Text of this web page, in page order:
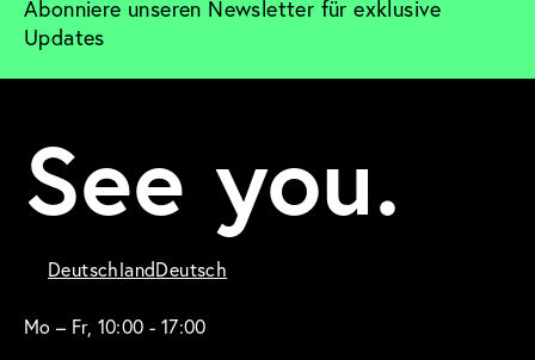
Abonniere unseren Newsletter für exklusive
Updates
See you.
DeutschlandDeutsch
Mo – Fr, 10:00 - 17:00